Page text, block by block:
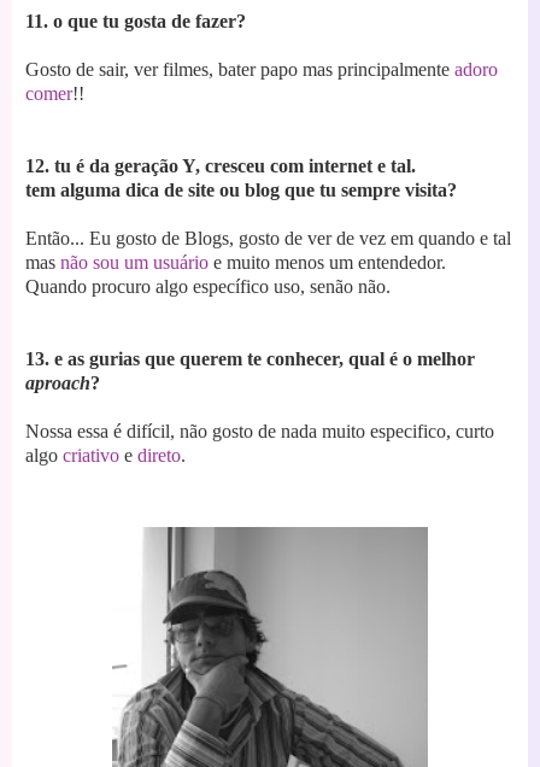
11. o que tu gosta de fazer?
Gosto de sair, ver filmes, bater papo mas principalmente adoro
comer!!
12. tu é da geração Y, cresceu com internet e tal.
tem alguma dica de site ou blog que tu sempre visita?
Então... Eu gosto de Blogs, gosto de ver de vez em quando e tal
mas não sou um usuário e muito menos um entendedor.
Quando procuro algo específico uso, senão não.
13. e as gurias que querem te conhecer, qual é o melhor
aproach?
Nossa essa é difícil, não gosto de nada muito especifico, curto
algo criativo e direto.